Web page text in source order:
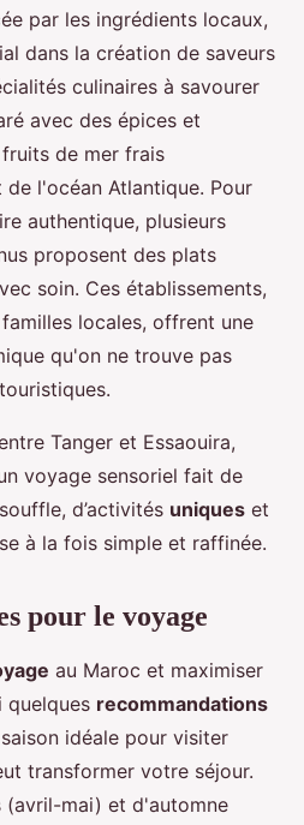
par les ingrédients locaux,
dans la création de saveurs
culinaires à savourer
avec des épices et
de mer frais
l'océan Atlantique. Pour
authentique, plusieurs
proposent des plats
soin. Ces établissements,
locales, offrent une
qu'on ne trouve pas
Tanger et Essaouira,
voyage sensoriel fait de
d’activités uniques et
à la fois simple et raffinée.
pour le voyage
au Maroc et maximiser
quelques recommandations
idéale pour visiter
transformer votre séjour.
(avril-mai) et d'automne